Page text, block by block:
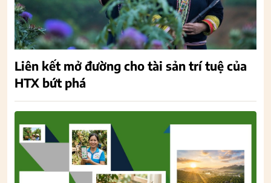
Liên kết mở đường cho tài sản trí tuệ của
HTX bứt phá